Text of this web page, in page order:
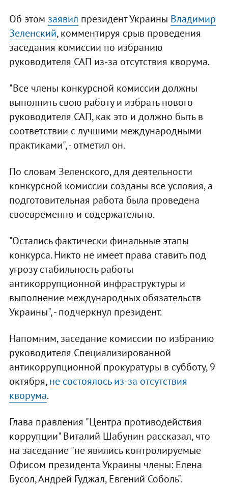
Об этом заявил президент Украины Владимир
Зеленский, комментируя срыв проведения
заседания комиссии по избранию
руководителя САП из-за отсутствия кворума.
"Все члены конкурсной комиссии должны
выполнить свою работу и избрать нового
руководителя САП, как это и должно быть в
соответствии с лучшими международными
практиками", - отметил он.
По словам Зеленского, для деятельности
конкурсной комиссии созданы все условия, а
подготовительная работа была проведена
своевременно и содержательно.
"Остались фактически финальные этапы
конкурса. Никто не имеет права ставить под
угрозу стабильность работы
антикоррупционной инфраструктуры и
выполнение международных обязательств
Украины", - подчеркнул президент.
Напомним, заседание комиссии по избранию
руководителя Специализированной
антикоррупционной прокуратуры в субботу, 9
октября,не состоялось из-за отсутствия
кворума.
Глава правления "Центра противодействия
коррупции" Виталий Шабунин рассказал, что
на заседание "не явились контролируемые
Офисом президента Украины члены: Елена
Бусол, Андрей Гуджал, Евгений Соболь".